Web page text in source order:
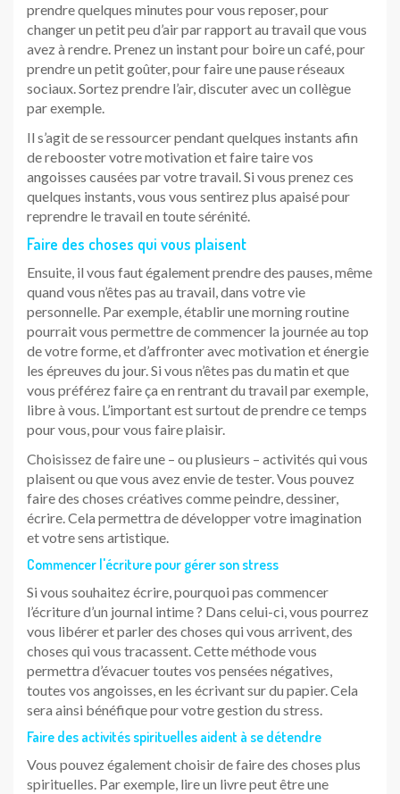
prendre quelques minutes pour vous reposer, pour
changer un petit peu d’air par rapport au travail que vous
avez à rendre. Prenez un instant pour boire un café, pour
prendre un petit goûter, pour faire une pause réseaux
sociaux. Sortez prendre l’air, discuter avec un collègue
par exemple.
Il s’agit de se ressourcer pendant quelques instants afin
de rebooster votre motivation et faire taire vos
angoisses causées par votre travail. Si vous prenez ces
quelques instants, vous vous sentirez plus apaisé pour
reprendre le travail en toute sérénité.
Faire des choses qui vous plaisent
Ensuite, il vous faut également prendre des pauses, même
quand vous n’êtes pas au travail, dans votre vie
personnelle. Par exemple, établir une morning routine
pourrait vous permettre de commencer la journée au top
de votre forme, et d’affronter avec motivation et énergie
les épreuves du jour. Si vous n’êtes pas du matin et que
vous préférez faire ça en rentrant du travail par exemple,
libre à vous. L’important est surtout de prendre ce temps
pour vous, pour vous faire plaisir.
Choisissez de faire une – ou plusieurs – activités qui vous
plaisent ou que vous avez envie de tester. Vous pouvez
faire des choses créatives comme peindre, dessiner,
écrire. Cela permettra de développer votre imagination
et votre sens artistique.
Commencer l'écriture pour gérer son stress
Si vous souhaitez écrire, pourquoi pas commencer
l’écriture d’un journal intime ? Dans celui-ci, vous pourrez
vous libérer et parler des choses qui vous arrivent, des
choses qui vous tracassent. Cette méthode vous
permettra d’évacuer toutes vos pensées négatives,
toutes vos angoisses, en les écrivant sur du papier. Cela
sera ainsi bénéfique pour votre gestion du stress.
Faire des activités spirituelles aident à se détendre
Vous pouvez également choisir de faire des choses plus
spirituelles. Par exemple, lire un livre peut être une